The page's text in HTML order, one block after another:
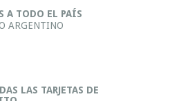
A TODO EL PAÍS
ARGENTINO
LAS TARJETAS DE